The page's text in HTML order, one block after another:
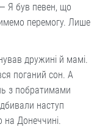
Я був певен, що
перемогу. Лише
дружині й мамі.
поганий сон. А
з побратимами
наступ
на Донеччині.